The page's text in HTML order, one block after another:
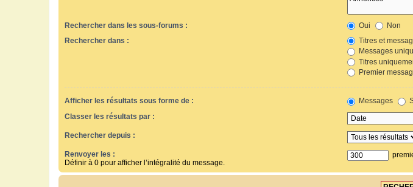
Rechercher dans les sous-forums : Oui
Non
Rechercher dans :
Titres et
Messages
Titres
Premier
Afficher les résultats sous forme de : Messages
Classer les résultats par :
Rechercher depuis :
Renvoyer les :
Définir à 0 pour afficher l’intégralité du message.